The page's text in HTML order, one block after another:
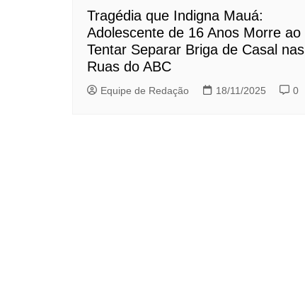
Tragédia que Indigna Mauá:
Adolescente de 16 Anos Morre ao
Tentar Separar Briga de Casal nas
Ruas do ABC
Equipe de Redação 18/11/2025 0